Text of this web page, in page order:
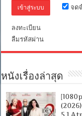
จด
ลงทะเบียน
ลืมรหัสผ่าน
หนังเรื่องล่าสุด